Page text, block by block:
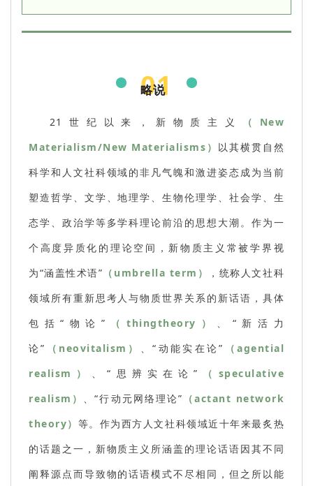
01
略说
21世纪以来，新物质主义
（New
Materialism/New Materialisms） 以其横贯自然
科学和人文社科领域的非凡气魄和激进姿态成为当前
塑造哲学、文学、地理学、生物伦理学、社会学、生
态学、政治学等多学科理论前沿的思想大潮。作为一
个高度异质化的理论空间，新物质主义常被学界视
为“涵盖性术语” （umbrella term）
，统称人文社科
领域所有重新思考人与物质世界关系的新话语，具体
包括“物论” （thingtheory） 、“新活力
论” （neovitalism） 、“动能实在论” （agential
realism） 、“思辨实在论” （speculative
realism） 、“行动元网络理论” （actant network
theory） 等。作为西方人文社科领域近十年来最炙热
的话题之一，新物质主义所涵盖的理论话语因其不同
阐释源点而导致物的话语模式不尽相同，但之所以能